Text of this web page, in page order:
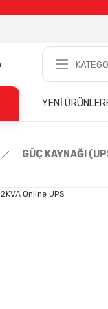
YENİ ÜRÜNLER
GÜÇ KAYNAĞI